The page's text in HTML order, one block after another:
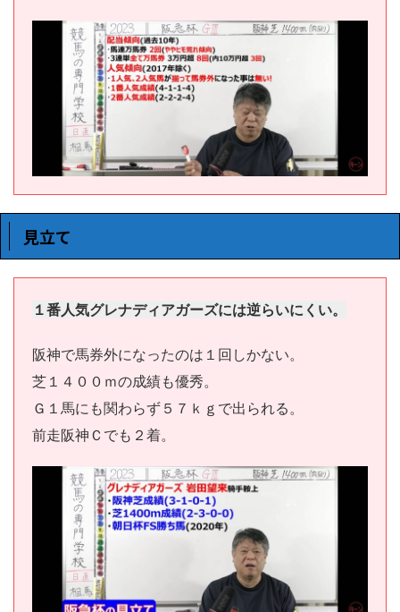
見立て
１番人気グレナディアガーズには逆らいにくい。
阪神で馬券外になったのは１回しかない。
芝１４００ｍの成績も優秀。
Ｇ１馬にも関わらず５７ｋｇで出られる。
前走阪神Ｃでも２着。